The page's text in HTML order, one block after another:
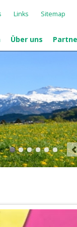
Über uns
Links Sitemap